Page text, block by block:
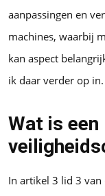
aanpassingen en
machines, waarbij
kan aspect
ik daar verder op in.
Wat is een
In artikel 3 lid 3